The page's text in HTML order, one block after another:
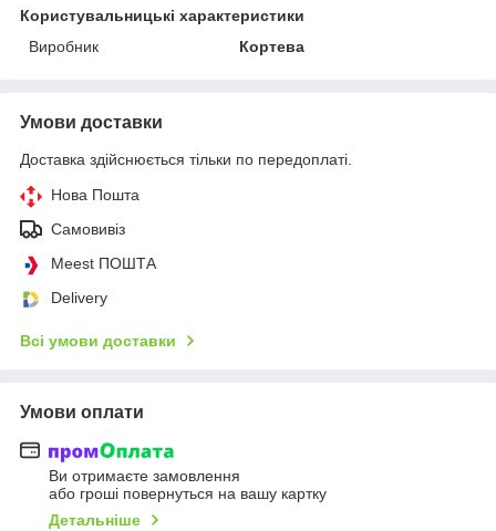
Користувальницькі характеристики
Виробник
Кортева
Умови доставки
Доставка здійснюється тільки по передоплаті.
Нова Пошта
Самовивіз
Meest ПОШТА
Delivery
Всі умови доставки
Умови оплати
Ви отримаєте замовлення
або гроші повернуться на вашу картку
Детальніше